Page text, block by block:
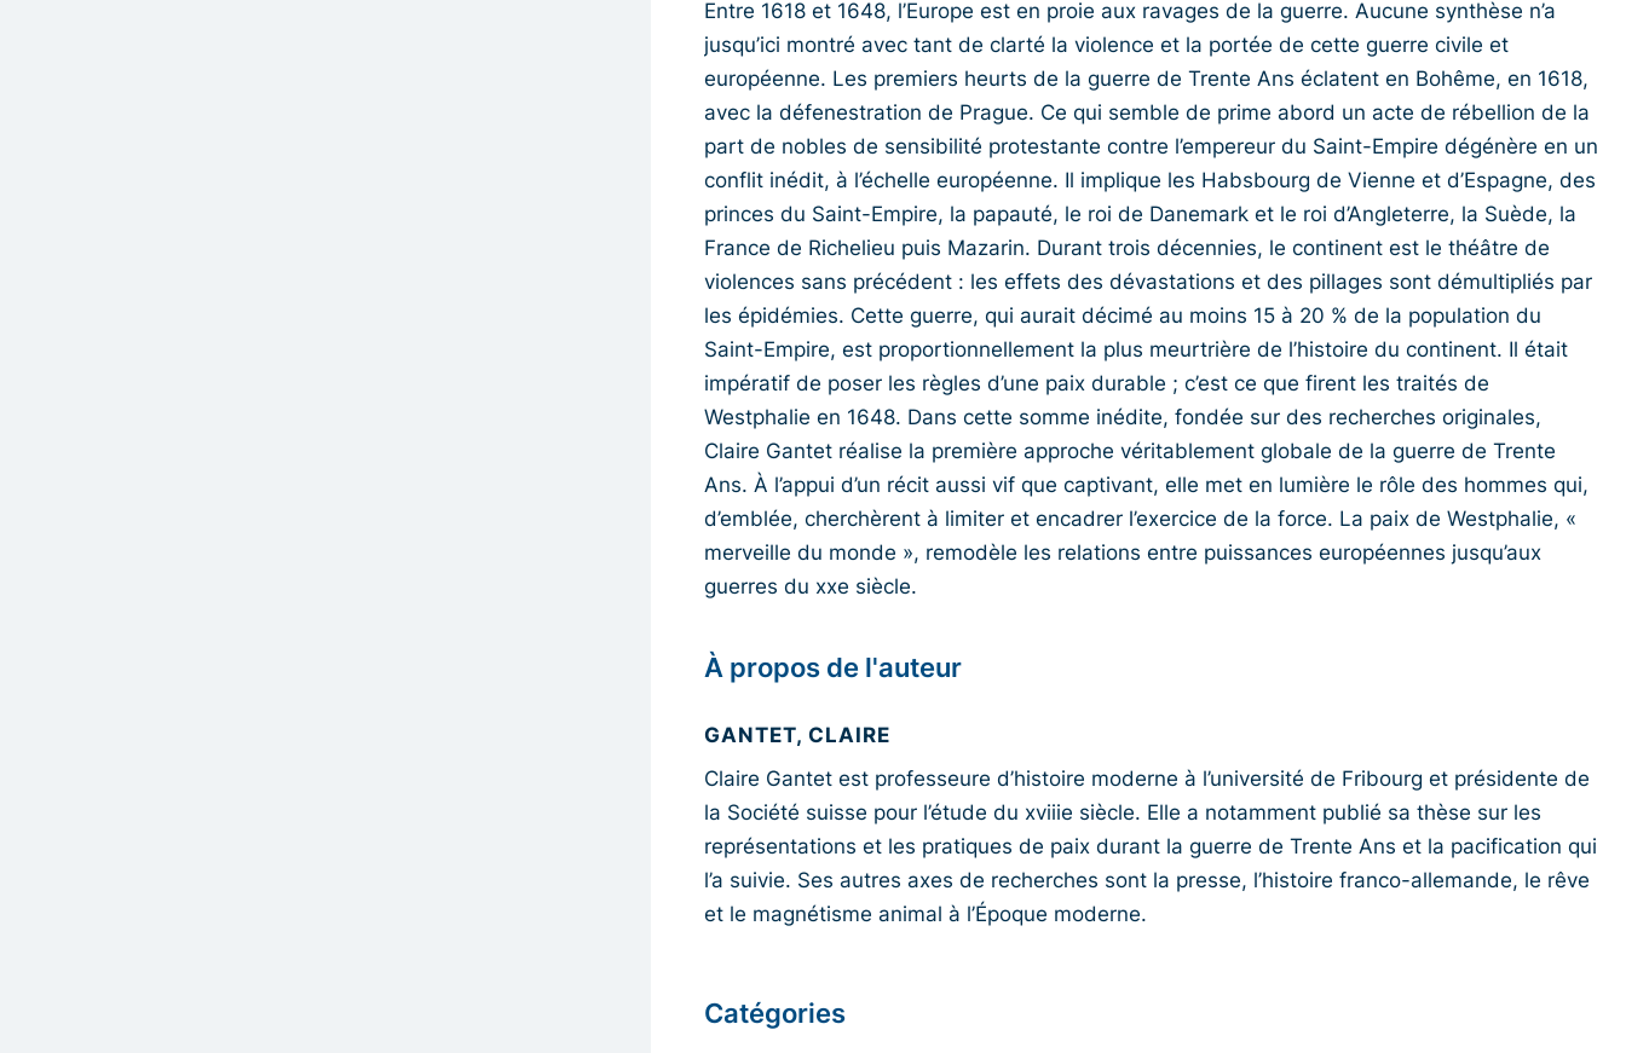
Entre 1618 et 1648, l’Europe est en proie aux ravages de la guerre. Aucune synthèse n’a
jusqu’ici montré avec tant de clarté la violence et la portée de cette guerre civile et
européenne. Les premiers heurts de la guerre de Trente Ans éclatent en Bohême, en 1618,
avec la défenestration de Prague. Ce qui semble de prime abord un acte de rébellion de la
part de nobles de sensibilité protestante contre l’empereur du Saint-Empire dégénère en un
conflit inédit, à l’échelle européenne. Il implique les Habsbourg de Vienne et d’Espagne, des
princes du Saint-Empire, la papauté, le roi de Danemark et le roi d’Angleterre, la Suède, la
France de Richelieu puis Mazarin. Durant trois décennies, le continent est le théâtre de
violences sans précédent : les effets des dévastations et des pillages sont démultipliés par
les épidémies. Cette guerre, qui aurait décimé au moins 15 à 20 % de la population du
Saint-Empire, est proportionnellement la plus meurtrière de l’histoire du continent. Il était
impératif de poser les règles d’une paix durable ; c’est ce que firent les traités de
Westphalie en 1648. Dans cette somme inédite, fondée sur des recherches originales,
Claire Gantet réalise la première approche véritablement globale de la guerre de Trente
Ans. À l’appui d’un récit aussi vif que captivant, elle met en lumière le rôle des hommes qui,
d’emblée, cherchèrent à limiter et encadrer l’exercice de la force. La paix de Westphalie, «
merveille du monde », remodèle les relations entre puissances européennes jusqu’aux
guerres du xxe siècle.
À propos de l'auteur
GANTET, CLAIRE
Claire Gantet est professeure d’histoire moderne à l’université de Fribourg et présidente de
la Société suisse pour l’étude du xviiie siècle. Elle a notamment publié sa thèse sur les
représentations et les pratiques de paix durant la guerre de Trente Ans et la pacification qui
l’a suivie. Ses autres axes de recherches sont la presse, l’histoire franco-allemande, le rêve
et le magnétisme animal à l’Époque moderne.
Catégories